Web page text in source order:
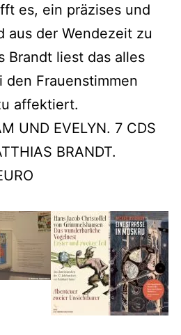
es, ein präzises und
aus der Wendezeit zu
Brandt liest das alles
den Frauenstimmen
affektiert.
UND EVELYN. 7 CDS
BRANDT.